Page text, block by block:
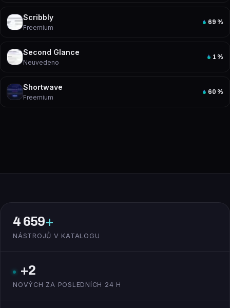
Scribbly
Freemium
69 %
Second Glance
Neuvedeno
1 %
Shortwave
Freemium
60 %
4 659+
NÁSTROJŮ V KATALOGU
+2
NOVÝCH ZA POSLEDNÍCH 24 H